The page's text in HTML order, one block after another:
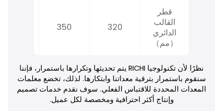
قطر
القالب
الدائري
（مم）
320
350
نظرًا لأن تكنولوجيا RICHI يتم تحديثها وتكرارها باستمرار، فإننا
سنقوم باستمرار بترقية معداتنا وابتكارها. لذلك، تخضع معلمات
المعدات المحددة للاقتباس الفعلي. سوف نقدم خدمات تصميم
وإنتاج أكثر احترافية ومخصصة لكل عميل.